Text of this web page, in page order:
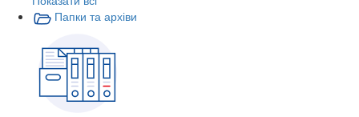
Папки та архіви